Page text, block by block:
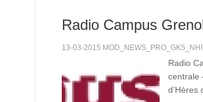
Radio Campus
13-03-2015
Radio
centrale
d’Hères